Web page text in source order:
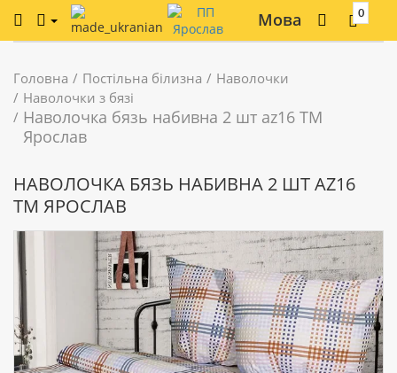
Мова 0
Головна Постільна білизна
Наволочки
Наволочки з бязі
Наволочка бязь набивна 2 шт az16 ТМ
Ярослав
НАВОЛОЧКА БЯЗЬ НАБИВНА 2 ШТ AZ16
ТМ ЯРОСЛАВ